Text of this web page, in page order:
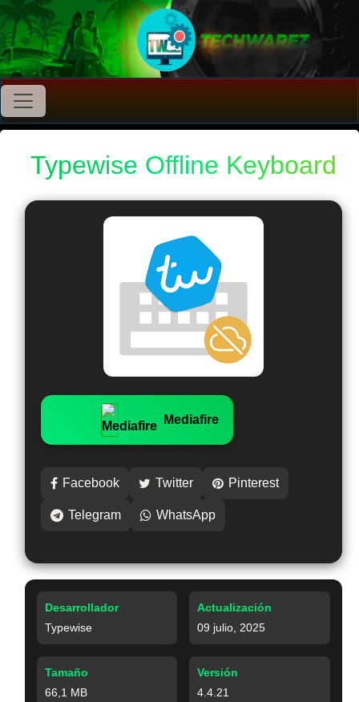
Typewise Offline Keyboard
2025 v4.4.21 MOD Apk
Premium
Mediafire
Facebook Twitter Pinterest
Telegram WhatsApp
Desarrollador
Typewise
Actualización
09 julio, 2025
Tamaño
66,1 MB
Versión
4.4.21